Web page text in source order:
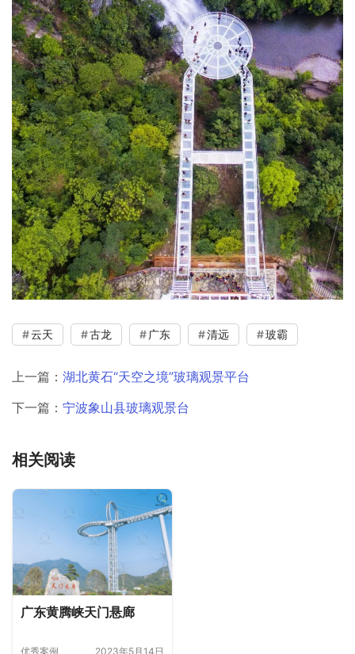
云天 古龙 广东 清远 玻霸
上一篇： 湖北黄石“天空之境”玻璃观景平台
下一篇： 宁波象山县玻璃观景台
相关阅读
广东黄腾峡天门悬廊
优秀案例 2023年5月14日